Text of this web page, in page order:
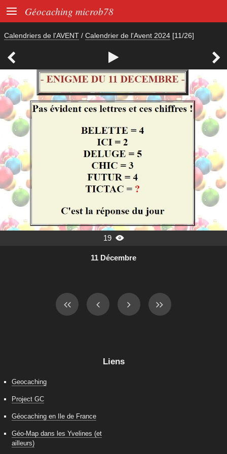
 Géocaching microb78
Calendriers de l'AVENT / Calendrier de l'Avent 2024 [11/26]
  
19 
11 Décembre
Liens
Geocaching
Project GC
Géocaching en Ile de France
Géo-Map dans les Yvelines (et
ailleurs)